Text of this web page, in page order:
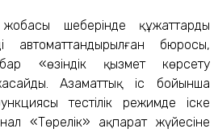
шеңберінде құжаттарды
авто­маттандырылған бюросы,
«өзіндік қызмет көрсету
Азаматтық іс бойынша
тестілік режимде іске
«Төрелік» ақпарат жүйесіне